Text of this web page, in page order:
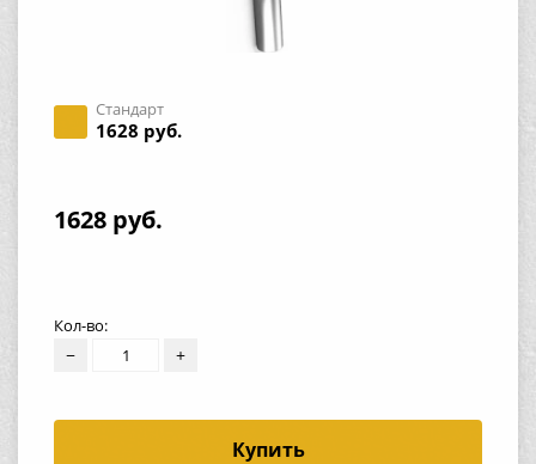
Стандарт
1628 руб.
1628 руб.
Кол-во:
− +
Купить